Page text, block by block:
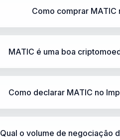
Como comprar MATIC
MATIC é uma boa
Como declarar MATIC no
Qual o volume de negociação